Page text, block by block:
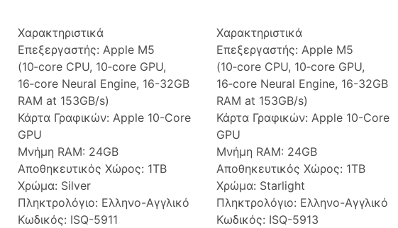
Χαρακτηριστικά
Επεξεργαστής: Apple M5
(10‑core CPU, 10‑core GPU,
16‑core Neural Engine, 16-32GB
RAM at 153GB/s)
Κάρτα Γραφικών: Apple 10-Core
GPU
Μνήμη RAM: 24GB
Αποθηκευτικός Χώρος: 1TB
Χρώμα: Silver
Πληκτρολόγιο: Ελληνο-Αγγλικό
Κωδικός: ISQ-5911
Χαρακτηριστικά
Επεξεργαστής: Apple M5
(10‑core CPU, 10‑core GPU,
16‑core Neural Engine, 16-32GB
RAM at 153GB/s)
Κάρτα Γραφικών: Apple 10-Core
GPU
Μνήμη RAM: 24GB
Αποθηκευτικός Χώρος: 1TB
Χρώμα: Starlight
Πληκτρολόγιο: Ελληνο-Αγγλικό
Κωδικός: ISQ-5913